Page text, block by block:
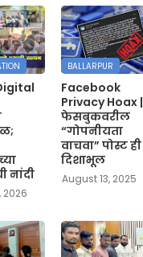
नांदी
2026
BALLARPUR
Facebook
Privacy Hoax |
फेसबुकवरील
“गोपनीयता
वाचवा” पोस्ट ही
दिशाभूल
August 13, 2025